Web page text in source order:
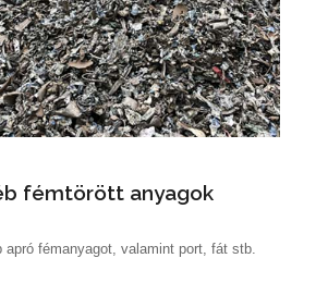
fémtörött anyagok
apró fémanyagot, valamint port, fát stb.